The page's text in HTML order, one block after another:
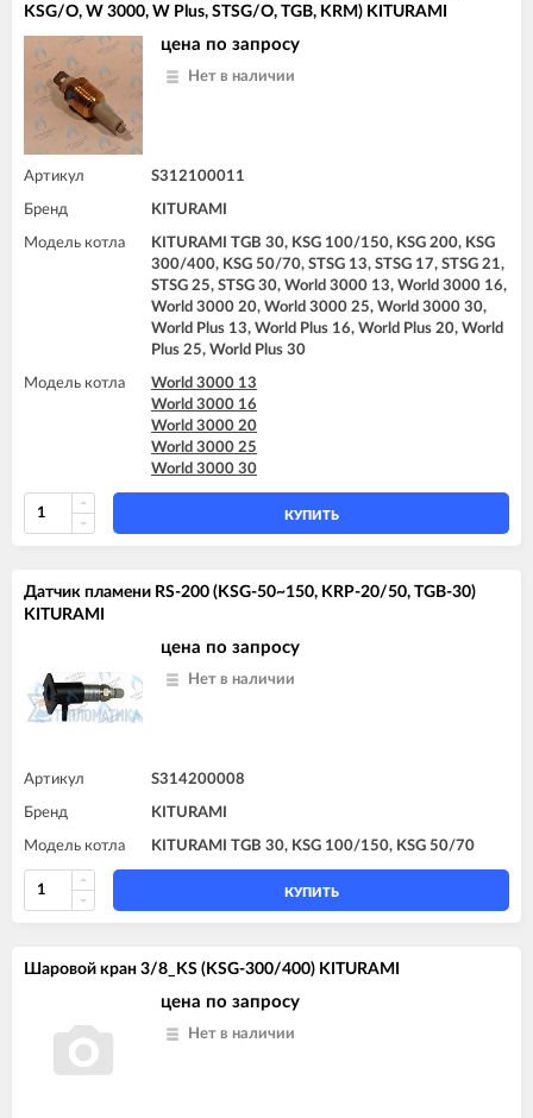
KSG/O, W 3000, W Plus, STSG/O, TGB, KRM) KITURAMI
цена по запросу
Нет в наличии
Артикул S312100011
Бренд KITURAMI
Модель котла
KITURAMI TGB 30, KSG 100/150, KSG 200, KSG
300/400, KSG 50/70, STSG 13, STSG 17, STSG 21,
STSG 25, STSG 30, World 3000 13, World 3000 16,
World 3000 20, World 3000 25, World 3000 30,
World Plus 13, World Plus 16, World Plus 20, World
Plus 25, World Plus 30
Модель котла
World 3000 13
World 3000 16
World 3000 20
World 3000 25
World 3000 30
КУПИТЬ
Датчик пламени RS-200 (KSG-50~150, KRP-20/50, TGB-30)
KITURAMI
цена по запросу
Нет в наличии
Артикул S314200008
Бренд KITURAMI
Модель котла KITURAMI TGB 30, KSG 100/150, KSG 50/70
КУПИТЬ
Шаровой кран 3/8_KS (KSG-300/400) KITURAMI
цена по запросу
Нет в наличии